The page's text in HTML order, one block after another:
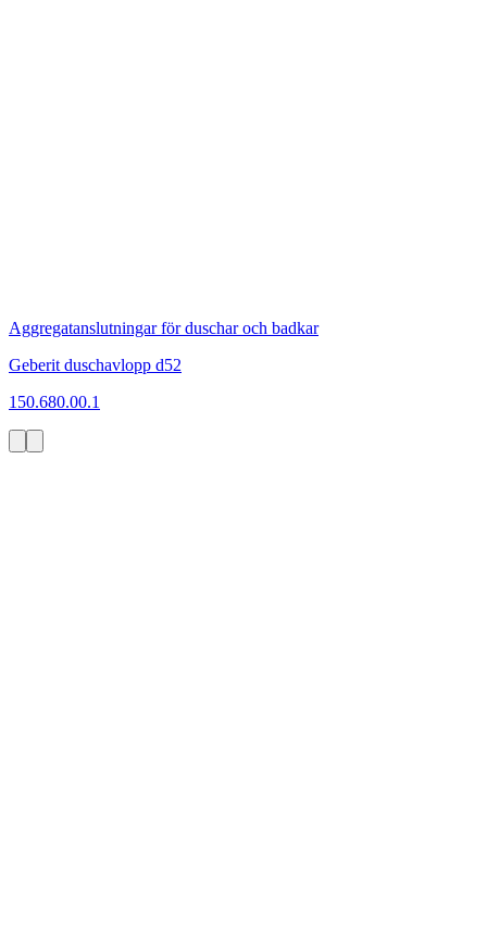
Aggregatanslutningar för duschar och badkar
Geberit duschavlopp d52
150.680.00.1